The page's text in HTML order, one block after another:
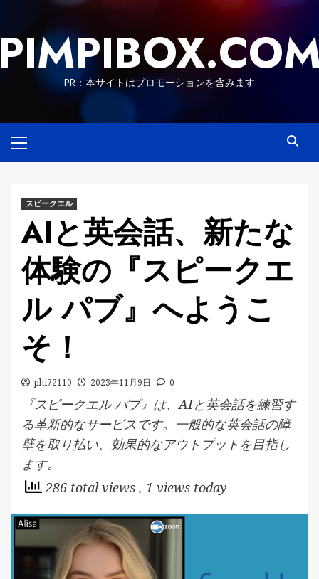
content
PR：本サイトはプロモーションを含みます
Menu
スピークエル
AIと英会話、新たな
体験の『スピークエ
ル パブ』へようこ
そ！
phi72110 2023年11月9日 0
『スピークエル パブ』は、AIと英会話を練習す
る革新的なサービスです。一般的な英会話の障
壁を取り払い、効果的なアウトプットを目指し
ます。
286 total views , 1 views today